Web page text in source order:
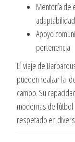
Mentoría de
adaptabilidad
Apoyo
pertenencia
El viaje de
pueden realzar la
campo. Su
modernas de fútbol
respetado en